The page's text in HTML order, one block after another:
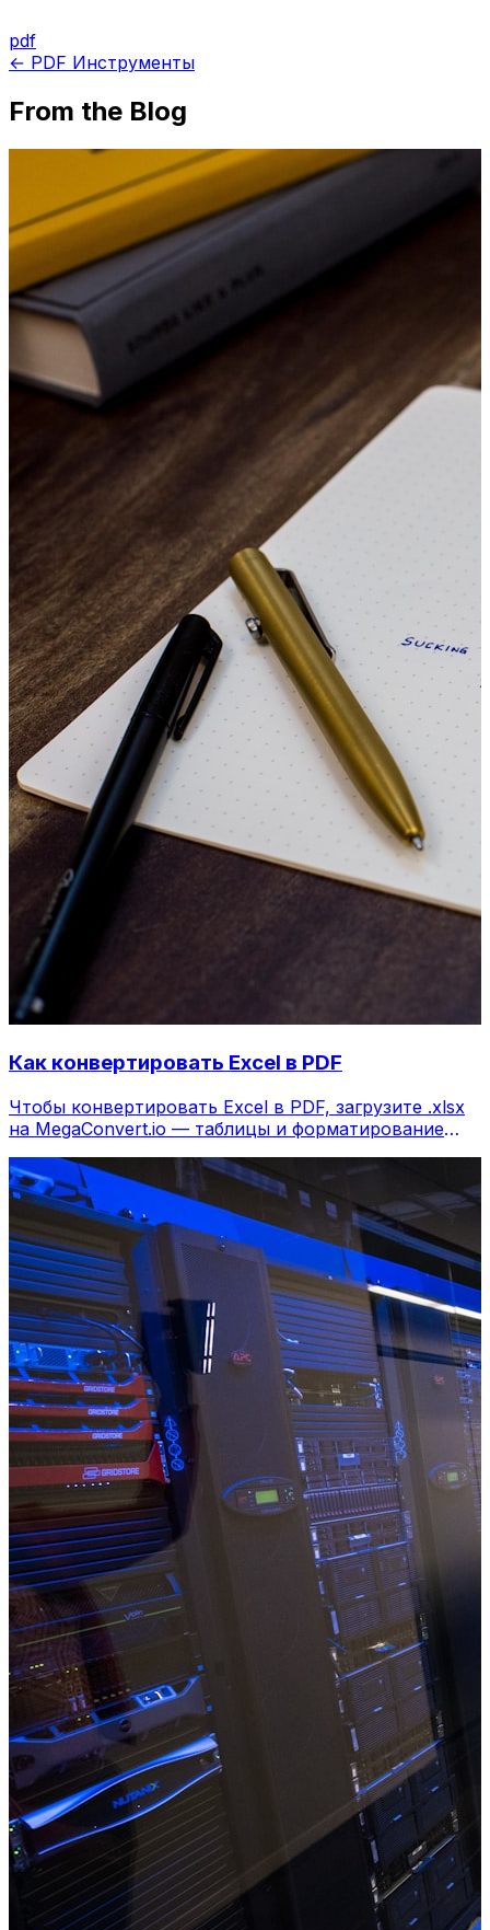
pdf
← PDF Инструменты
From the Blog
Как конвертировать Excel в PDF
Чтобы конвертировать Excel в PDF, загрузите .xlsx
на MegaConvert.io — таблицы и форматирование